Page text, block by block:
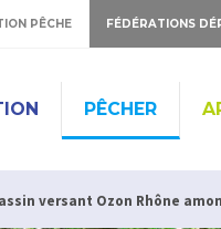
PÊCHE FÉDÉRATIONS
PÊCHER
versant Ozon Rhône